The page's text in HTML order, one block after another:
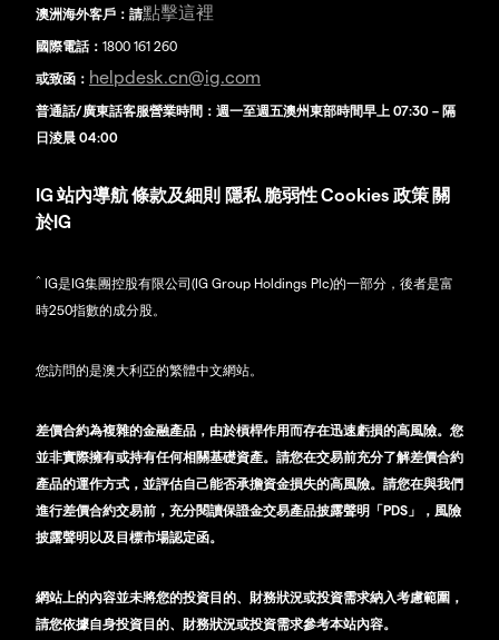
澳洲海外客戶：請點擊這裡
國際電話： 1800 161 260
或致函： helpdesk.cn@ig.com
普通話/廣東話客服營業時間：週一至週五澳州東部時間早上 07:30 – 隔
日淩晨 04:00
IG 站內導航條款及細則 隱私 脆弱性Cookies 政策 關
於IG
^ IG是IG集團控股有限公司(IG Group Holdings Plc)的一部分，後者是富
時250指數的成分股。
您訪問的是澳大利亞的繁體中文網站。
差價合約為複雜的金融產品，由於槓桿作用而存在迅速虧損的高風險。您
並非實際擁有或持有任何相關基礎資產。請您在交易前充分了解差價合約
產品的運作方式，並評估自己能否承擔資金損失的高風險。請您在與我們
進行差價合約交易前，充分閱讀保證金交易產品披露聲明「PDS」，風險
披露聲明以及目標市場認定函。
網站上的內容並未將您的投資目的、財務狀況或投資需求納入考慮範圍，
請您依據自身投資目的、財務狀況或投資需求參考本站內容。